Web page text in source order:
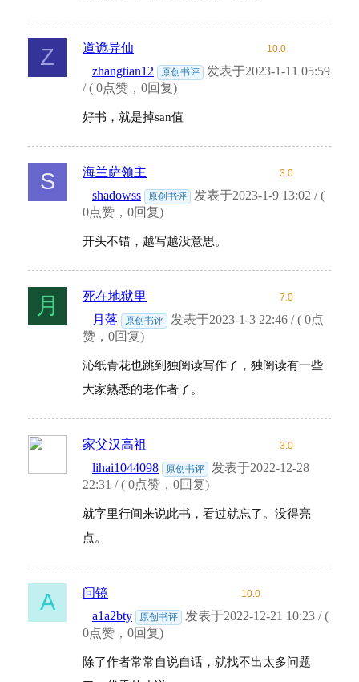
Z 道诡异仙 10.0
zhangtian12 原创书评
发表于2023-1-11 05:59
/ ( 0点赞，0回复)
好书，就是掉san值
S 海兰萨领主 3.0
shadowss 原创书评
发表于2023-1-9 13:02 / (
0点赞，0回复)
开头不错，越写越没意思。
月 死在地狱里 7.0
月落 原创书评
发表于2023-1-3 22:46 / ( 0点
赞，0回复)
沁纸青花也跳到独阅读写作了，独阅读有一些
大家熟悉的老作者了。
家父汉高祖 3.0
lihai1044098 原创书评
发表于2022-12-28
22:31 / ( 0点赞，0回复)
就字里行间来说此书，看过就忘了。没得亮
点。
A 问镜 10.0
a1a2bty 原创书评
发表于2022-12-21 10:23 / (
0点赞，0回复)
除了作者常常自说自话，就找不出太多问题